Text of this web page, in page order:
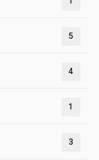
5
4
1
3